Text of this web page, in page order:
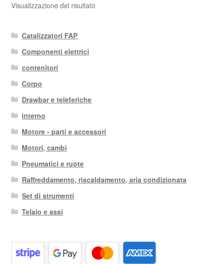
Visualizzazione del risultato
Catalizzatori FAP
Componenti elettrici
contenitori
Corpo
Drawbar e teleferiche
interno
Motore - parti e accessori
Motori, cambi
Pneumatici e ruote
Raffreddamento, riscaldamento, aria condizionata
Set di strumenti
Telaio e assi